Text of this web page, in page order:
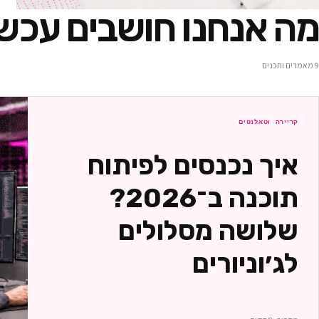
מה אנחנו חושבים
9 מאמרים ותכנים
קריירה וטאלנטים
איך נכנסים לפיתוח
תוכנה ב־2026?
שלושה מסלולים
לג׳וניורים